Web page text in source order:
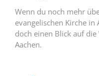
Wenn du noch mehr
evangelischen Kirche
doch einen Blick auf
Aachen.